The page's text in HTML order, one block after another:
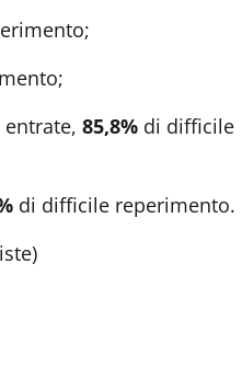
entrate, 85,8% di difficile
di difficile reperimento.